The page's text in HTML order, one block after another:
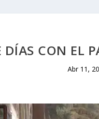
DÍAS CON EL
Abr 11,